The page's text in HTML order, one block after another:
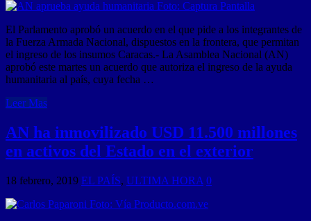
El Parlamento aprobó un acuerdo en el que pide a los integrantes de
la Fuerza Armada Nacional, dispuestos en la frontera, que permitan
el ingreso de los insumos Caracas.- La Asamblea Nacional (AN)
aprobó este martes un acuerdo que autoriza el ingreso de la ayuda
humanitaria al país, cuya fecha …
Leer Mas
AN ha inmovilizado USD 11.500 millones
en activos del Estado en el exterior
18 febrero, 2019 EL PAÍS, ULTIMA HORA 0